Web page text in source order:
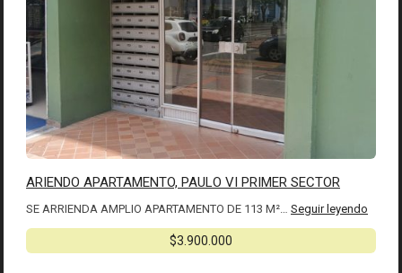
ARIENDO APARTAMENTO, PAULO VI PRIMER SECTOR
SE ARRIENDA AMPLIO APARTAMENTO DE 113 M²… Seguir leyendo
$3.900.000